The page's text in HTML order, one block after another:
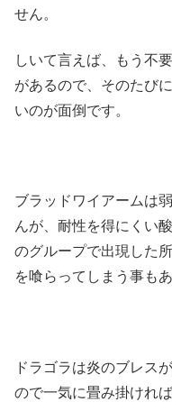
せん。
しいて言えば、もう不
があるので、そのたび
いのが面倒です。
ブラッドワイアームは
んが、耐性を得にくい
のグループで出現した
を喰らってしまう事もあ
ドラゴラは炎のブレス
ので一気に畳み掛けれ